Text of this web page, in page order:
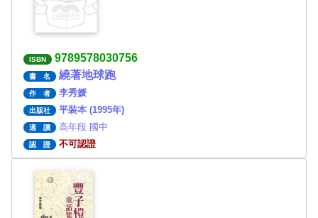
ISBN 9789578030756
書 名 繞著地球跑
作 者 李秀媛
出版社 平裝本 (1995年)
適 讀 高年段 國中
認 證 不可認證